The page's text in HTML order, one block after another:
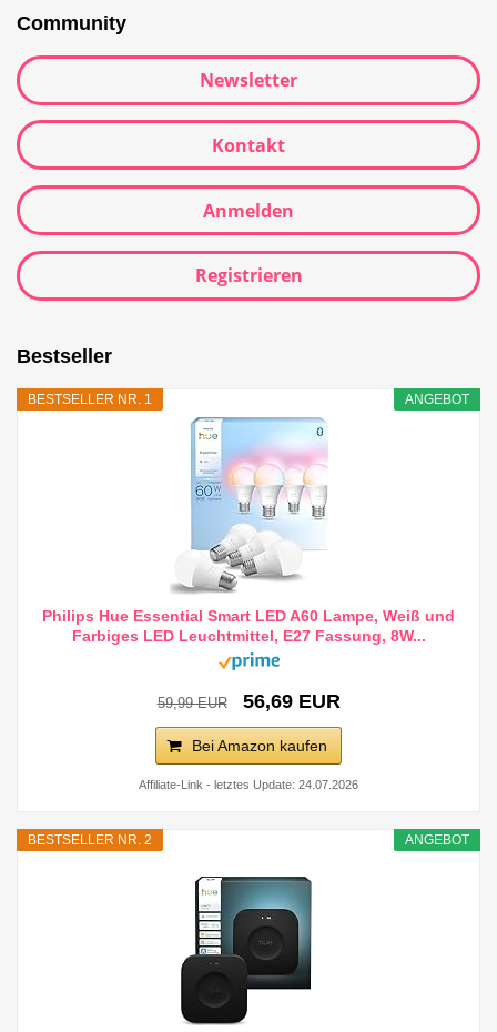
Community
Newsletter
Kontakt
Anmelden
Registrieren
Bestseller
ANGEBOT
BESTSELLER NR. 1
Philips Hue Essential Smart LED A60 Lampe, Weiß und
Farbiges LED Leuchtmittel, E27 Fassung, 8W...
59,99 EUR 56,69 EUR
Bei Amazon kaufen
Affiliate-Link - letztes Update: 24.07.2026
ANGEBOT
BESTSELLER NR. 2